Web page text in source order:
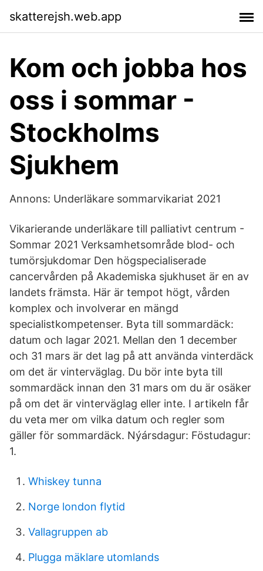
skatterejsh.web.app
Kom och jobba hos
oss i sommar -
Stockholms
Sjukhem
Annons: Underläkare sommarvikariat 2021
Vikarierande underläkare till palliativt centrum -
Sommar 2021 Verksamhetsområde blod- och
tumörsjukdomar Den högspecialiserade
cancervården på Akademiska sjukhuset är en av
landets främsta. Här är tempot högt, vården
komplex och involverar en mängd
specialistkompetenser. Byta till sommardäck:
datum och lagar 2021. Mellan den 1 december
och 31 mars är det lag på att använda vinterdäck
om det är vinterväglag. Du bör inte byta till
sommardäck innan den 31 mars om du är osäker
på om det är vinterväglag eller inte. I artikeln får
du veta mer om vilka datum och regler som
gäller för sommardäck. Nýársdagur: Föstudagur:
1.
Whiskey tunna
Norge london flytid
Vallagruppen ab
Plugga mäklare utomlands